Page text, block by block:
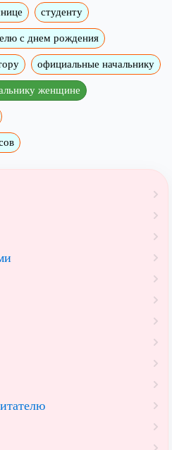
студенту
с днем рождения
официальные начальнику
женщине